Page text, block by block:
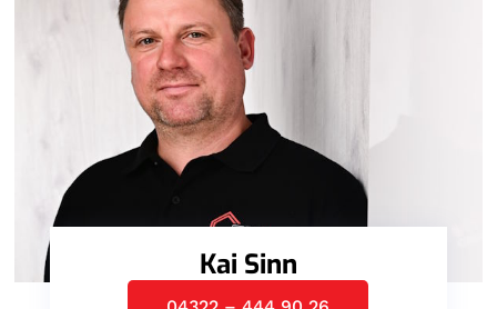
Kai Sinn